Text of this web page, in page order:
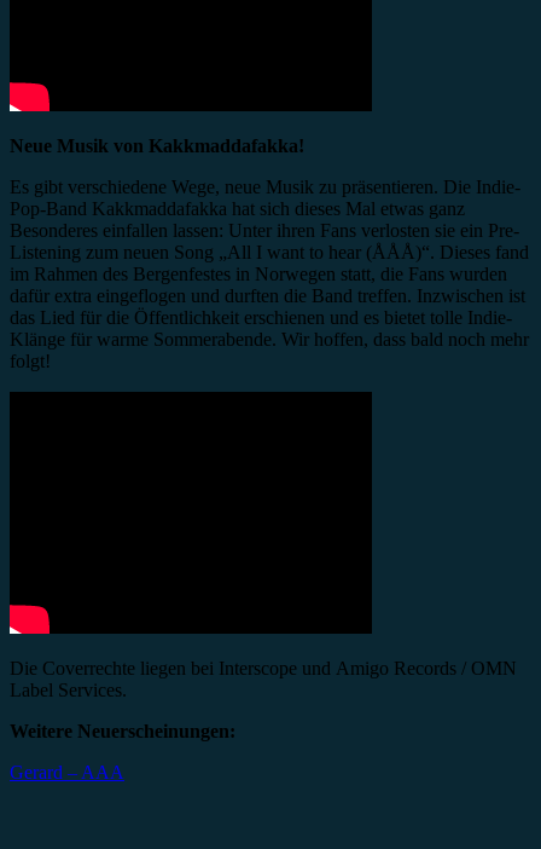
Neue Musik von Kakkmaddafakka!
Es gibt verschiedene Wege, neue Musik zu präsentieren. Die Indie-
Pop-Band Kakkmaddafakka hat sich dieses Mal etwas ganz
Besonderes einfallen lassen: Unter ihren Fans verlosten sie ein Pre-
Listening zum neuen Song „All I want to hear (ÅÅÅ)“. Dieses fand
im Rahmen des Bergenfestes in Norwegen statt, die Fans wurden
dafür extra eingeflogen und durften die Band treffen. Inzwischen ist
das Lied für die Öffentlichkeit erschienen und es bietet tolle Indie-
Klänge für warme Sommerabende. Wir hoffen, dass bald noch mehr
folgt!
Die Coverrechte liegen bei Interscope und Amigo Records / OMN
Label Services.
Weitere Neuerscheinungen:
Gerard – AAA